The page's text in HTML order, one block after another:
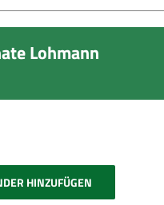
Lohmann
HINZUFÜGEN